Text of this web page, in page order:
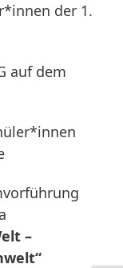
der 1.
auf dem
–